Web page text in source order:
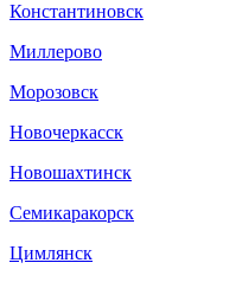
Константиновск
Миллерово
Морозовск
Новочеркасск
Новошахтинск
Семикаракорск
Цимлянск